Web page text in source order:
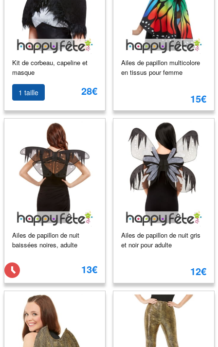
Kit de corbeau, capeline et
masque
1 taille 28€
Ailes de papillon multicolore
en tissus pour femme
15€
Ailes de papillon de nuit
baissées noires, adulte
13€
Ailes de papillon de nuit gris
et noir pour adulte
12€